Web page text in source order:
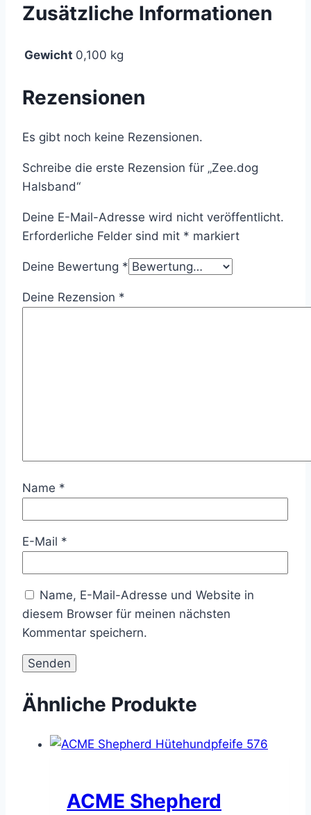
Zusätzliche Informationen
Gewicht 0,100 kg
Rezensionen
Es gibt noch keine Rezensionen.
Schreibe die erste Rezension für „Zee.dog
Halsband“
Deine E-Mail-Adresse wird nicht veröffentlicht.
Erforderliche Felder sind mit * markiert
Deine Bewertung *
Deine Rezension *
Name *
E-Mail *
Name, E-Mail-Adresse und Website in
diesem Browser für meinen nächsten
Kommentar speichern.
Ähnliche Produkte
ACME Shepherd